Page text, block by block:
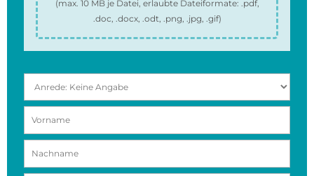
(max. 10 MBje Datei, erlaubte Dateiformate: .pdf,
.doc, .docx, .odt, .png, .jpg, .gif)